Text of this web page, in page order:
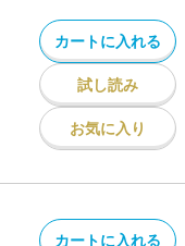
カートに入れる
試し読み
お気に入り
カートに入れる